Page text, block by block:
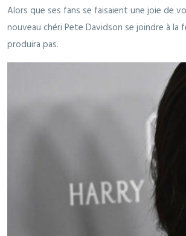
Alors que ses fans se faisaient une joie de
nouveau chéri Pete Davidson se joindre à la
produira pas.